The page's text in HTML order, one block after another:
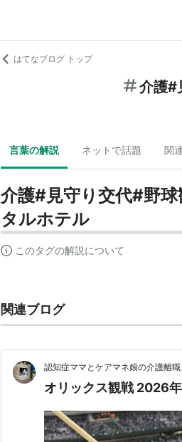
はてなブログ トップ
介護#
言葉の解説 ネットで話題 関
介護#見守り交代#野
タルホテル
このタグの解説について
関連ブログ
認知症ママとケアマネ娘の介護離
オリックス観戦 2026